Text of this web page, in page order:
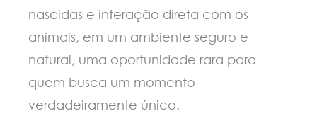
nascidas e interação direta com os
animais, em um ambiente seguro e
natural, uma oportunidade rara para
quem busca um momento
verdadeiramente único.